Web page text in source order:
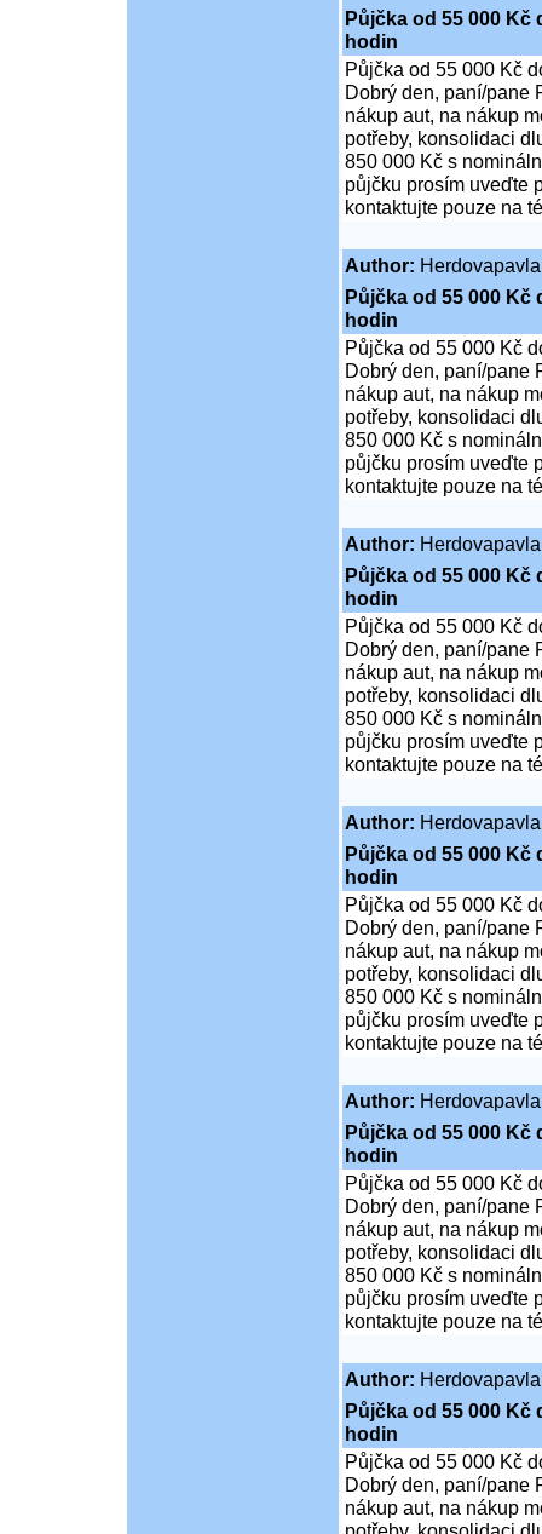
Půjčka od 55 000 Kč
hodin
Půjčka od 55 000 Kč
Dobrý den, paní/pane
nákup aut, na nákup
potřeby, konsolidaci
850 000 Kč s
půjčku prosím uveďte
kontaktujte pouze na
Author: Herdovapavla
Půjčka od 55 000 Kč
hodin
Půjčka od 55 000 Kč
Dobrý den, paní/pane
nákup aut, na nákup
potřeby, konsolidaci
850 000 Kč s
půjčku prosím uveďte
kontaktujte pouze na
Author: Herdovapavla
Půjčka od 55 000 Kč
hodin
Půjčka od 55 000 Kč
Dobrý den, paní/pane
nákup aut, na nákup
potřeby, konsolidaci
850 000 Kč s
půjčku prosím uveďte
kontaktujte pouze na
Author: Herdovapavla
Půjčka od 55 000 Kč
hodin
Půjčka od 55 000 Kč
Dobrý den, paní/pane
nákup aut, na nákup
potřeby, konsolidaci
850 000 Kč s
půjčku prosím uveďte
kontaktujte pouze na
Author: Herdovapavla
Půjčka od 55 000 Kč
hodin
Půjčka od 55 000 Kč
Dobrý den, paní/pane
nákup aut, na nákup
potřeby, konsolidaci
850 000 Kč s
půjčku prosím uveďte
kontaktujte pouze na
Author: Herdovapavla
Půjčka od 55 000 Kč
hodin
Půjčka od 55 000 Kč
Dobrý den, paní/pane
nákup aut, na nákup